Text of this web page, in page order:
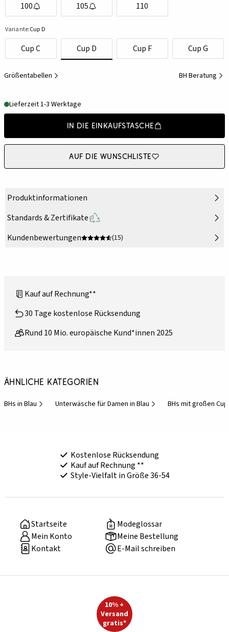
100 105 110
Variante:Cup D
Cup C Cup D Cup F Cup G
Größentabellen BH Beratung
Lieferzeit 1-3 Werktage
In die Einkaufstasche
Auf die Wunschliste
Produktinformationen
Standards & Zertifikate
Kundenbewertungen
(15)
Kauf auf Rechnung**
30 Tage kostenlose Rücksendung
Rund 10 Mio. europäische Kund*innen 2025
Ähnliche Kategorien
BHs in Blau Unterwäsche für Damen in Blau BHs mit großen
Kostenlose Rücksendung
Kauf auf Rechnung **
Style-Vielfalt in Größe 36-54
Startseite
Modeglossar
Mein Konto
Meine Bestellung
Kontakt
E-Mail schreiben
10% +
Versand
gratis*